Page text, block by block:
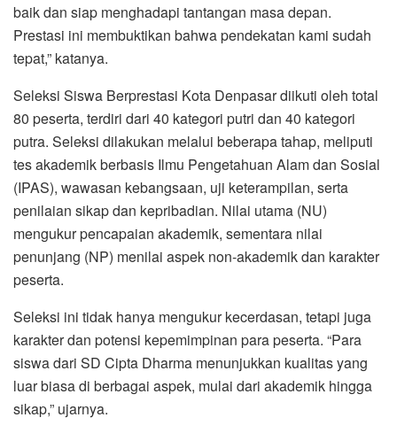
baik dan siap menghadapi tantangan masa depan.
Prestasi ini membuktikan bahwa pendekatan kami sudah
tepat,” katanya.
Seleksi Siswa Berprestasi Kota Denpasar diikuti oleh total
80 peserta, terdiri dari 40 kategori putri dan 40 kategori
putra. Seleksi dilakukan melalui beberapa tahap, meliputi
tes akademik berbasis Ilmu Pengetahuan Alam dan Sosial
(IPAS), wawasan kebangsaan, uji keterampilan, serta
penilaian sikap dan kepribadian. Nilai utama (NU)
mengukur pencapaian akademik, sementara nilai
penunjang (NP) menilai aspek non-akademik dan karakter
peserta.
Seleksi ini tidak hanya mengukur kecerdasan, tetapi juga
karakter dan potensi kepemimpinan para peserta. “Para
siswa dari SD Cipta Dharma menunjukkan kualitas yang
luar biasa di berbagai aspek, mulai dari akademik hingga
sikap,” ujarnya.